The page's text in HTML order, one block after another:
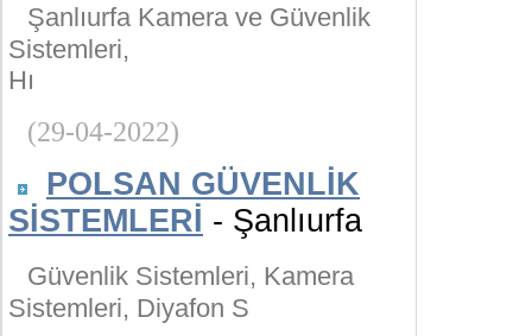
Şanlıurfa Kamera ve Güvenlik
Sistemleri,
Hı
(29-04-2022)
POLSAN GÜVENLİK
SİSTEMLERİ - Şanlıurfa
Güvenlik Sistemleri, Kamera
Sistemleri, Diyafon S